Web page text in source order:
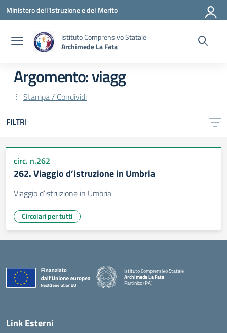
Vai ai contenuti
Vai al menu di navigazione
Vai al footer
Ministero dell'Istruzione e del Merito
Istituto Comprensivo Statale
Archimede La Fata
Argomento: viagg
Stampa / Condividi
FILTRI
circ. n.262
262. Viaggio d’istruzione in Umbria
Viaggio d’istruzione in Umbria
Circolari per tutti
Istituto Comprensivo Statale
Archimede La Fata
Partinico (PA)
Link Esterni